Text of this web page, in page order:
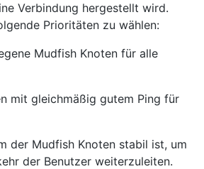
Verbindung hergestellt wird.
Prioritäten zu wählen:
Mudfish Knoten für alle
mit gleichmäßig gutem Ping für
der Mudfish Knoten stabil ist, um
der Benutzer weiterzuleiten.